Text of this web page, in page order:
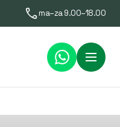
ma–za 9.00–18.00
Menu